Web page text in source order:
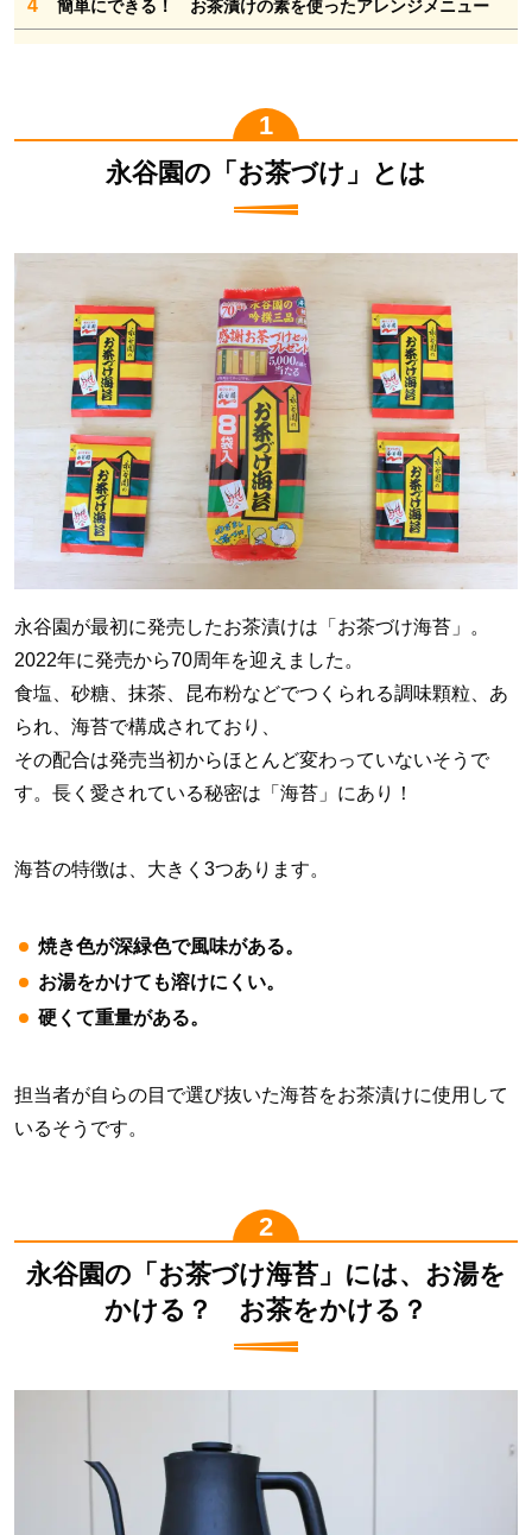
4 簡単にできる！ お茶漬けの素を使ったアレンジメニュー
永谷園の「お茶づけ」とは
永谷園が最初に発売したお茶漬けは「お茶づけ海苔」。
2022年に発売から70周年を迎えました。
食塩、砂糖、抹茶、昆布粉などでつくられる調味顆粒、あ
られ、海苔で構成されており、
その配合は発売当初からほとんど変わっていないそうで
す。長く愛されている秘密は「海苔」にあり！
海苔の特徴は、大きく3つあります。
焼き色が深緑色で風味がある。
お湯をかけても溶けにくい。
硬くて重量がある。
担当者が自らの目で選び抜いた海苔をお茶漬けに使用して
いるそうです。
永谷園の「お茶づけ海苔」には、お湯を
かける？ お茶をかける？